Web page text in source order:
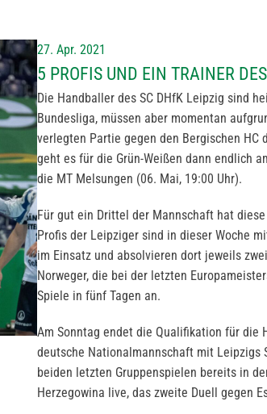
27. Apr. 2021
5 PROFIS UND EIN TRAINER
Die Handballer des SC DHfK Leipzig sind
Bundesliga, müssen aber momentan
verlegten Partie gegen den Bergischen
geht es für die Grün-Weißen dann endlich
die MT Melsungen (06. Mai, 19:00 Uhr).
Für gut ein Drittel der Mannschaft hat
Profis der Leipziger sind in dieser Woche
im Einsatz und absolvieren dort jeweils
Norweger, die bei der letzten
Spiele in fünf Tagen an.
Am Sonntag endet die Qualifikation für die
deutsche Nationalmannschaft mit Leipzigs
beiden letzten Gruppenspielen bereits in
Herzegowina live, das zweite Duell gegen